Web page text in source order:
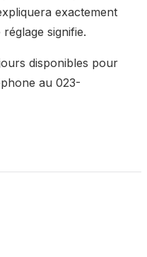
exactement
signifie.
disponibles pour
au 023-